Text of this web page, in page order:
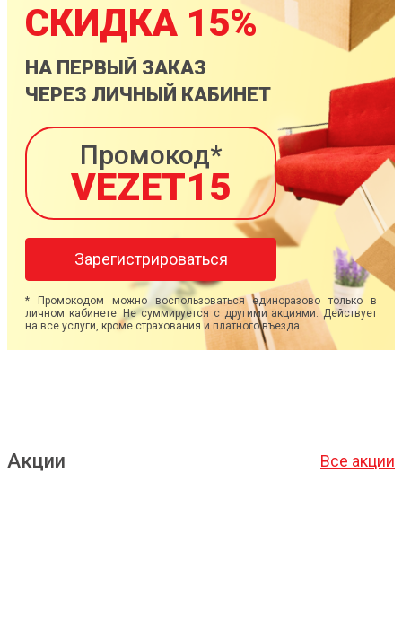
СКИДКА 15%
НА ПЕРВЫЙ ЗАКАЗ
ЧЕРЕЗ ЛИЧНЫЙ КАБИНЕТ
Промокод*
VEZET15
Зарегистрироваться
* Промокодом можно воспользоваться единоразово только в
личном кабинете. Не суммируется с другими акциями. Действует
на все услуги, кроме страхования и платного въезда.
Акции Все акции